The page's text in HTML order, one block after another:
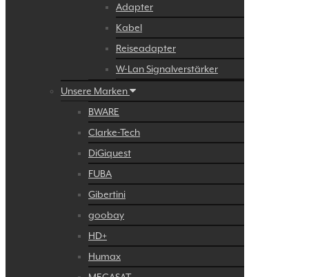
Adapter
Kabel
Reiseadapter
W-Lan Signalverstärker
Unsere Marken
BWARE
Clarke-Tech
DiGiquest
FUBA
Gibertini
goobay
HD+
Humax